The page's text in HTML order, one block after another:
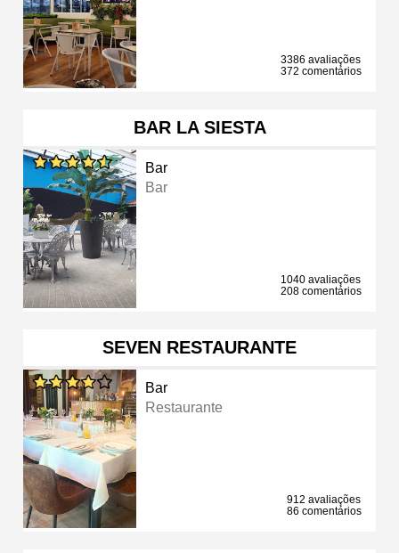
3386 avaliações
372 comentários
BAR LA SIESTA
Bar
Bar
1040 avaliações
208 comentários
SEVEN RESTAURANTE
Bar
Restaurante
912 avaliações
86 comentários